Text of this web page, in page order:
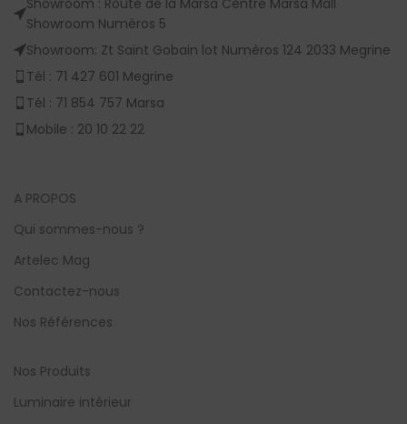
Showroom : Route de la Marsa Centre Marsa Mall
Showroom Numèros 5
Showroom: Zt Saint Gobain lot Numèros 124 2033 Megrine
Tél : 71 427 601 Megrine
Tél : 71 854 757 Marsa
Mobile : 20 10 22 22
A PROPOS
Qui sommes-nous ?
Artelec Mag
Contactez-nous
Nos Références
Nos Produits
Luminaire intérieur